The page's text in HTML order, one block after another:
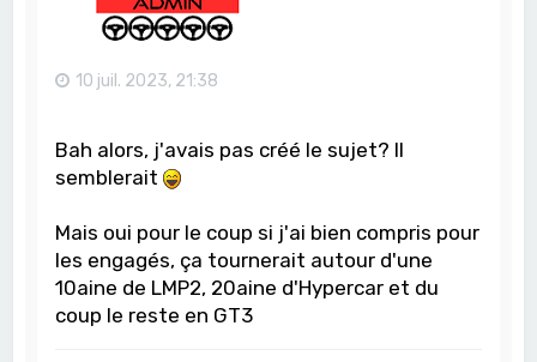
10 juil. 2023, 21:38
Bah alors, j'avais pas créé le sujet? Il
semblerait
Mais oui pour le coup si j'ai bien compris pour
les engagés, ça tournerait autour d'une
10aine de LMP2, 20aine d'Hypercar et du
coup le reste en GT3